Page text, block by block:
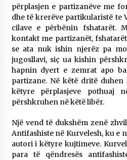
përplasjen e partizanëve me
dhe të krerëve partikularistë te
cilave e përbënin fshatarët.
kontakt me partizanët,
se ata nuk ishin njerëz pa
jugosllavi, siç ua kishin
hapnin dyert e zemrat apo
partizane. Në këtë dritë
këtyre përplasjeve pothuaj
përshkruhen në këtë libër.
Një vend të dukshëm zenë
Antifashiste në Kurvelesh, ku e
autori i këtyre kujtimeve.
para të qëndresës